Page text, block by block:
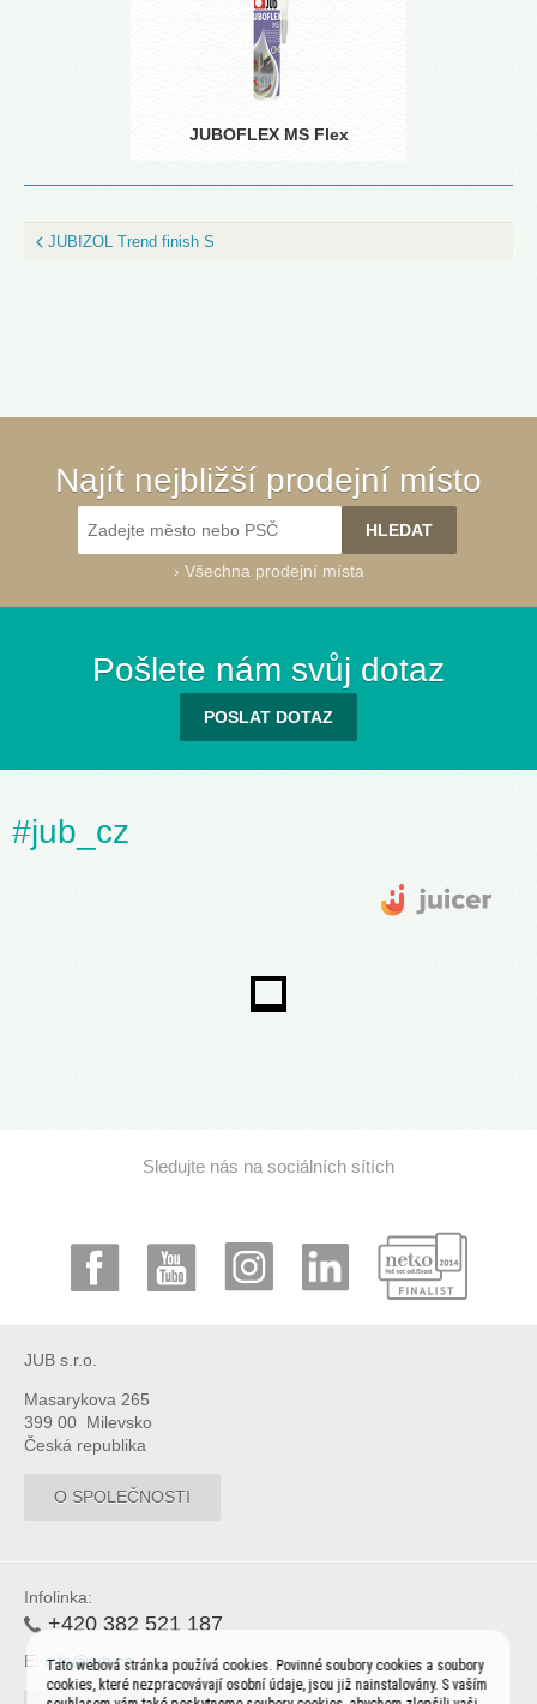
JUBOFLEX MS Flex
JUBIZOL Trend finish S
Najít nejbližší prodejní místo
› Všechna prodejní místa
Pošlete nám svůj dotaz
POSLAT DOTAZ
#jub_cz
Sledujte nás na sociálních sítích
JUB s.r.o.
Masarykova 265
399 00 Milevsko
Česká republika
O SPOLEČNOSTI
Infolinka:
+420 382 521 187
E: info@jub.cz
Tato webová stránka používá cookies. Povinné soubory cookies a soubory
cookies, které nezpracovávají osobní údaje, jsou již nainstalovány. S vaším